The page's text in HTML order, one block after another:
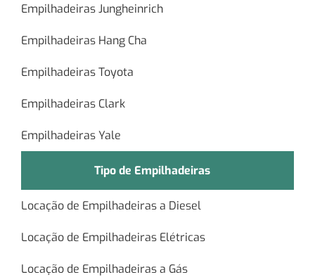
Empilhadeiras Jungheinrich
Empilhadeiras Hang Cha
Empilhadeiras Toyota
Empilhadeiras Clark
Empilhadeiras Yale
Tipo de Empilhadeiras
Locação de Empilhadeiras a Diesel
Locação de Empilhadeiras Elétricas
Locação de Empilhadeiras a Gás